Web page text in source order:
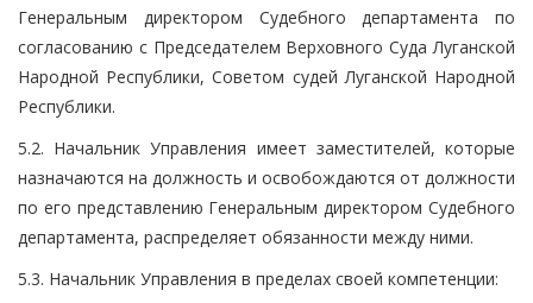
Генеральным директором Судебного департамента по
согласованию с Председателем Верховного Суда Луганской
Народной Республики, Советом судей Луганской Народной
Республики.
5.2. Начальник Управления имеет заместителей, которые
назначаются на должность и освобождаются от должности
по его представлению Генеральным директором Судебного
департамента, распределяет обязанности между ними.
5.3. Начальник Управления в пределах своей компетенции: